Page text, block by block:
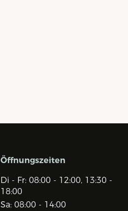
Öffnungszeiten
Di - Fr: 08:00 - 12:00, 13:30 -
18:00
Sa: 08:00 - 14:00